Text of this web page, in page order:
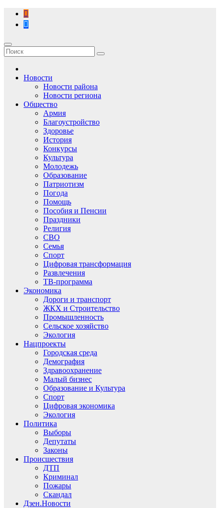
Перейти
содержимому
Новости
Новости района
Новости региона
Общество
Армия
Благоустройство
Здоровье
История
Конкурсы
Культура
Молодежь
Образование
Патриотизм
Погода
Помощь
Пособия и Пенсии
Праздники
Религия
СВО
Семья
Спорт
Цифровая трансформация
Развлечения
ТВ-программа
Экономика
Дороги и транспорт
ЖКХ и Строительство
Промышленность
Сельское хозяйство
Экология
Нацпроекты
Городская среда
Демография
Здравоохранение
Малый бизнес
Образование и Культура
Спорт
Цифровая экономика
Экология
Политика
Выборы
Депутаты
Законы
Происшествия
ДТП
Криминал
Пожары
Скандал
Дзен.Новости